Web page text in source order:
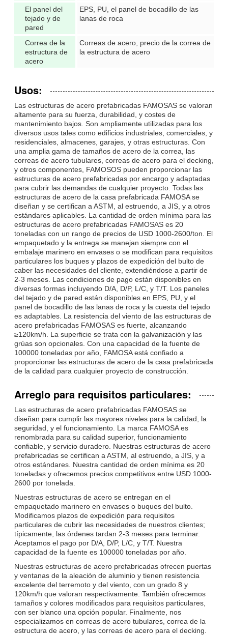
El panel del
tejado y de
pared
EPS, PU, el panel de bocadillo de las
lanas de roca
Correa de la
estructura de
acero
Correas de acero, precio de la correa de
la estructura de acero
Usos:
Las estructuras de acero prefabricadas FAMOSAS se valoran
altamente para su fuerza, durabilidad, y costes de
mantenimiento bajos. Son ampliamente utilizadas para los
diversos usos tales como edificios industriales, comerciales, y
residenciales, almacenes, garajes, y otras estructuras. Con
una amplia gama de tamaños de acero de la correa, las
correas de acero tubulares, correas de acero para el decking,
y otros componentes, FAMOSOS pueden proporcionar las
estructuras de acero prefabricadas por encargo y adaptadas
para cubrir las demandas de cualquier proyecto. Todas las
estructuras de acero de la casa prefabricada FAMOSA se
diseñan y se certifican a ASTM, al estruendo, a JIS, y a otros
estándares aplicables. La cantidad de orden mínima para las
estructuras de acero prefabricadas FAMOSAS es 20
toneladas con un rango de precios de USD 1000-2600/ton. El
empaquetado y la entrega se manejan siempre con el
embalaje marinero en envases o se modifican para requisitos
particulares los buques y plazos de expedición del bulto de
caber las necesidades del cliente, extendiéndose a partir de
2-3 meses. Las condiciones de pago están disponibles en
diversas formas incluyendo D/A, D/P, L/C, y T/T. Los paneles
del tejado y de pared están disponibles en EPS, PU, y el
panel de bocadillo de las lanas de roca y la cuesta del tejado
es adaptables. La resistencia del viento de las estructuras de
acero prefabricadas FAMOSAS es fuerte, alcanzando
≥120km/h. La superficie se trata con la galvanización y las
grúas son opcionales. Con una capacidad de la fuente de
100000 toneladas por año, FAMOSA está confiado a
proporcionar las estructuras de acero de la casa prefabricada
de la calidad para cualquier proyecto de construcción.
Arreglo para requisitos particulares:
Las estructuras de acero prefabricadas FAMOSAS se
diseñan para cumplir las mayores niveles para la calidad, la
seguridad, y el funcionamiento. La marca FAMOSA es
renombrada para su calidad superior, funcionamiento
confiable, y servicio duradero. Nuestras estructuras de acero
prefabricadas se certifican a ASTM, al estruendo, a JIS, y a
otros estándares. Nuestra cantidad de orden mínima es 20
toneladas y ofrecemos precios competitivos entre USD 1000-
2600 por tonelada.
Nuestras estructuras de acero se entregan en el
empaquetado marinero en envases o buques del bulto.
Modificamos plazos de expedición para requisitos
particulares de cubrir las necesidades de nuestros clientes;
típicamente, las órdenes tardan 2-3 meses para terminar.
Aceptamos el pago por D/A, D/P, L/C, y T/T. Nuestra
capacidad de la fuente es 100000 toneladas por año.
Nuestras estructuras de acero prefabricadas ofrecen puertas
y ventanas de la aleación de aluminio y tienen resistencia
excelente del terremoto y del viento, con un grado 8 y
120km/h que valoran respectivamente. También ofrecemos
tamaños y colores modificados para requisitos particulares,
con ser blanco una opción popular. Finalmente, nos
especializamos en correas de acero tubulares, correa de la
estructura de acero, y las correas de acero para el decking.